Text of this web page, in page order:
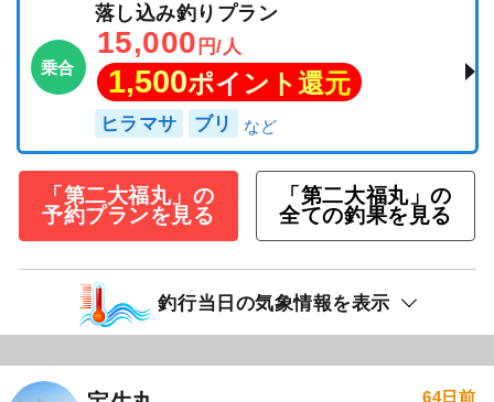
乗合
落し込み釣りプラン
15,000 円/人
1,500ポイント還元
ヒラマサ ブリ
「第二大福丸」の
予約プランを見る
「第二大福丸」の
全ての釣果を見る
釣行当日の気象情報を表示
64日前